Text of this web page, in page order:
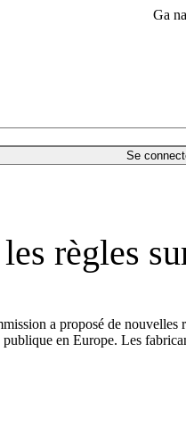
Ga
Se
règles
a proposé de nouvelles
en Europe. Les